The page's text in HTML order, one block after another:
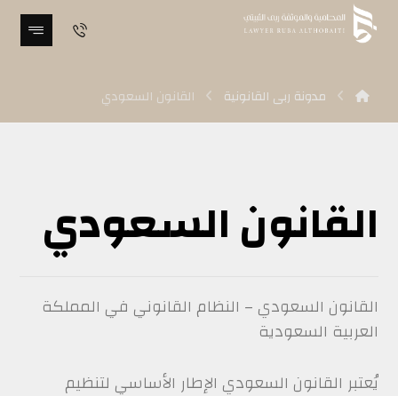
مدونة ربى القانونية القانون السعودي
القانون السعودي
القانون السعودي – النظام القانوني في المملكة
العربية السعودية
يُعتبر القانون السعودي الإطار الأساسي لتنظيم